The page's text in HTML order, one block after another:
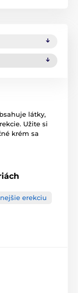
látky,
Užite si
krém sa
erekciu